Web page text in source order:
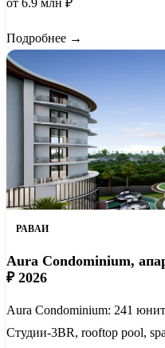
от 6.9 млн ₽
Подробнее →
РАВАИ
Aura Condominium,
₽ 2026
Aura Condominium: 241
Студии-3BR, rooftop pool,